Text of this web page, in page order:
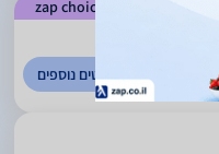
zap choice
לפרטים נוספים